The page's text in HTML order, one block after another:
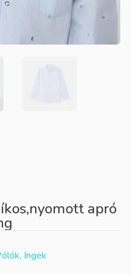
apró
Ingek